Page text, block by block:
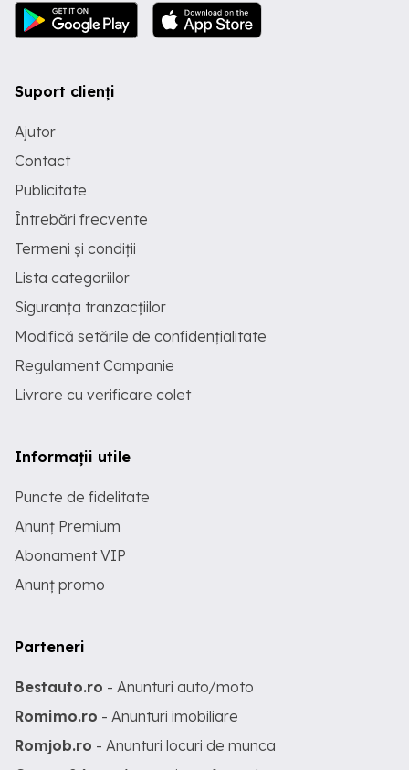
Suport clienți
Ajutor
Contact
Publicitate
Întrebări frecvente
Termeni și condiții
Lista categoriilor
Siguranța tranzacțiilor
Modifică setările de confidențialitate
Regulament Campanie
Livrare cu verificare colet
Informații utile
Puncte de fidelitate
Anunț Premium
Abonament VIP
Anunț promo
Parteneri
Bestauto.ro - Anunturi auto/moto
Romimo.ro - Anunturi imobiliare
Romjob.ro - Anunturi locuri de munca